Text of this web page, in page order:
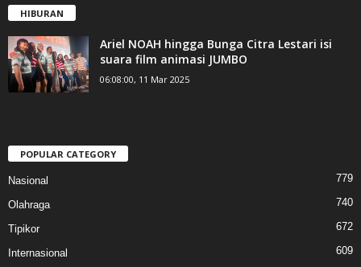
HIBURAN
Ariel NOAH hingga Bunga Citra Lestari isi
suara film animasi JUMBO
06:08:00, 11 Mar 2025
POPULAR CATEGORY
Nasional 779
Olahraga 740
Tipikor 672
Internasional 609